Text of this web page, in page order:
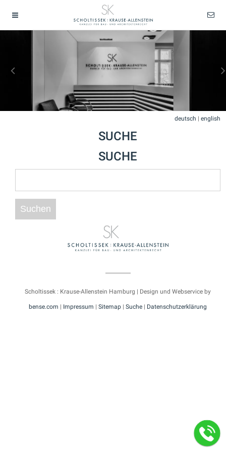
deutsch | english
SUCHE
SUCHE
Scholtissek : Krause-Allenstein Hamburg | Design und Webservice by
bense.com | Impressum | Sitemap | Suche | Datenschutzerklärung